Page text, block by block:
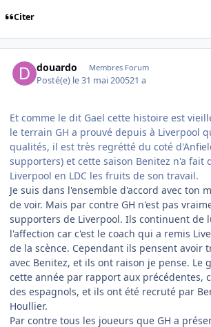
Citer
douardo Membres Forum
Posté(e) le 31 mai 200521 a
Et comme le dit Gael cette histoire est
le terrain GH a prouvé depuis à Liverpool
qualités, il est très regrétté du coté
supporters) et cette saison Benitez n'a fait
Liverpool en LDC les fruits de son travail.
Je suis dans l'ensemble d'accord avec ton
de voir. Mais par contre GH n'est pas
supporters de Liverpool. Ils continuent de
l'affection car c'est le coach qui a remis
de la scènce. Cependant ils pensent avoir
avec Benitez, et ils ont raison je pense. Le
cette année par rapport aux précédentes,
des espagnols, et ils ont été recruté par
Houllier.
Par contre tous les joueurs que GH a